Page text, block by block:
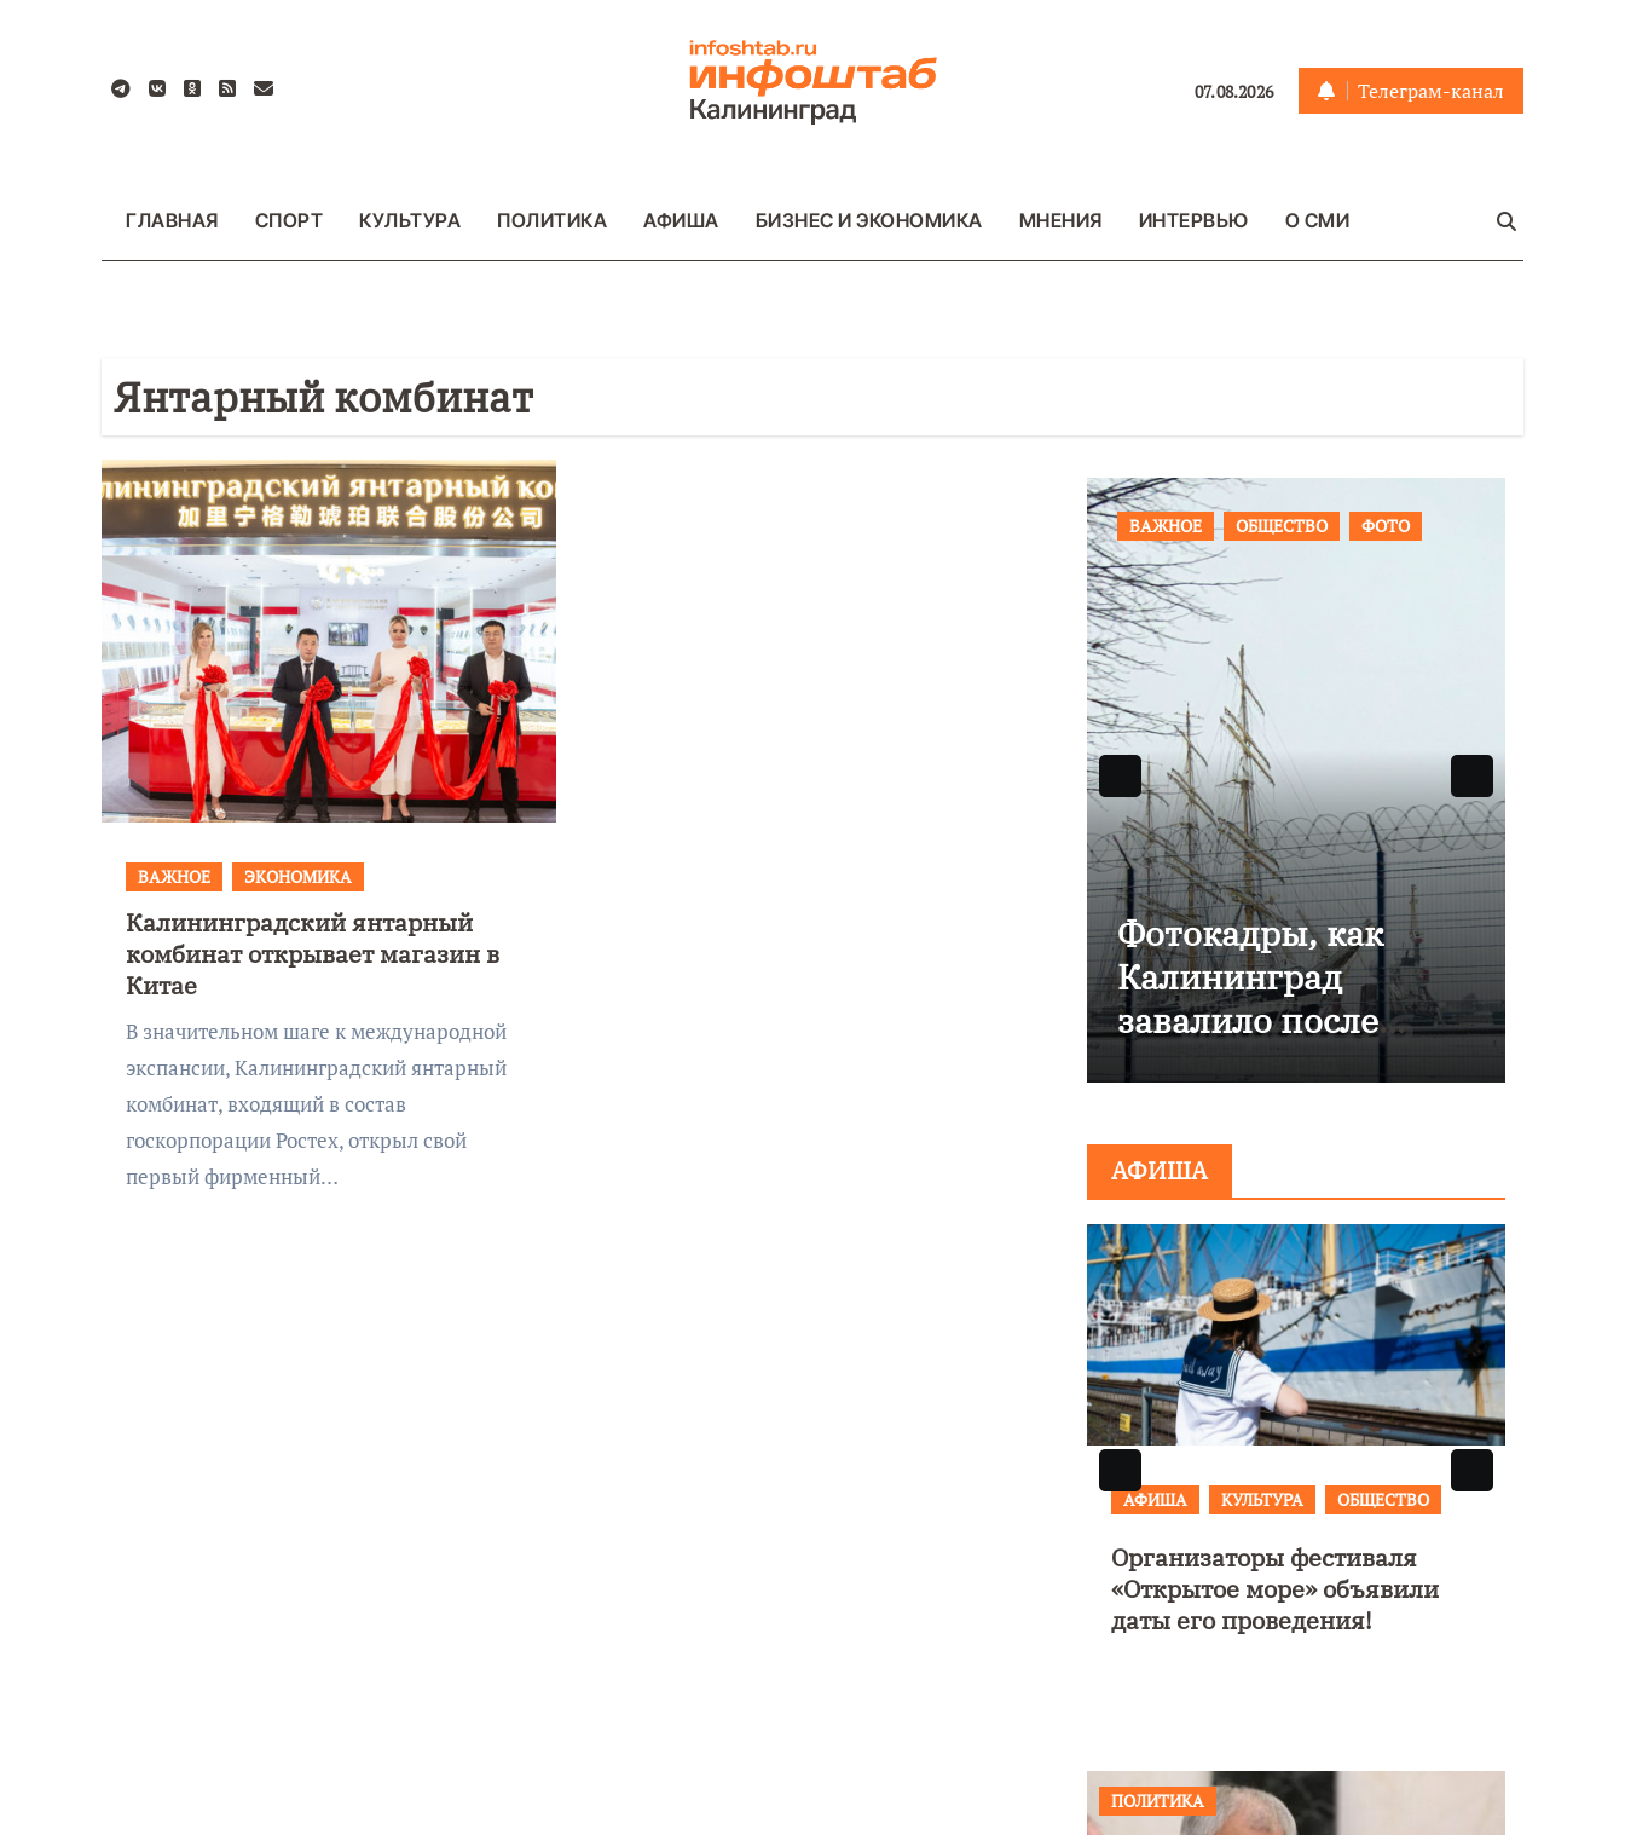
содержанию
07.08.2026 Телеграм-канал
ГЛАВНАЯ СПОРТ КУЛЬТУРА ПОЛИТИКА АФИША БИЗНЕС И ЭКОНОМИКА МНЕНИЯ ИНТЕРВЬЮ О СМИ
Янтарный комбинат
ВАЖНОЕ ЭКОНОМИКА
Калининградский янтарный
комбинат открывает магазин в
Китае
В значительном шаге к международной
экспансии, Калининградский янтарный
комбинат, входящий в состав
госкорпорации Ростех, открыл свой
первый фирменный…
ВАЖНОЕ ОБЩЕСТВО ФОТО
9 Мая — День
Победы!
ВАЖНОЕ ОБЩЕСТВО ФОТО
Фотокадры, как
Калининград
завалило после
снежного бурана
АФИША
АФИША КУЛЬТУРА ОБЩЕСТВО
Организаторы фестиваля
«Открытое море» объявили
даты его проведения!
ПОЛИТИКА